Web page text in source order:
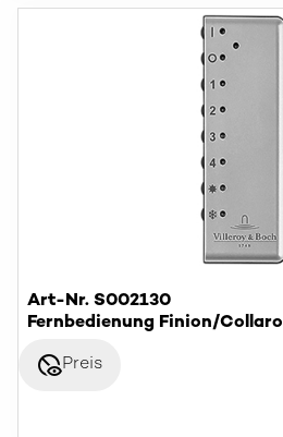
Art-Nr. S002130
Fernbedienung Finion/Collaro
disabled_visiblePreis